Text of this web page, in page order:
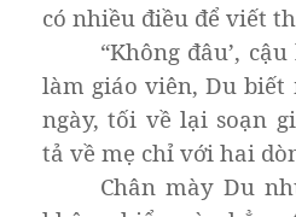
có nhiều điều để viết
“Không đâu’,
làm giáo viên, Du biết
ngày, tối về lại soạn
tả về mẹ chỉ với hai
Chân mày Du